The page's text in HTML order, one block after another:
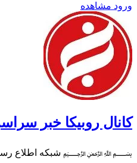
ورود مشاهده
کانال روبیکا خبر
﷽ شبکه اطلاع رسانی